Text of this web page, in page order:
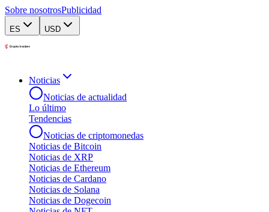
Sobre nosotrosPublicidad
ES USD
Noticias
Noticias de actualidad
Lo último
Tendencias
Noticias de criptomonedas
Noticias de Bitcoin
Noticias de XRP
Noticias de Ethereum
Noticias de Cardano
Noticias de Solana
Noticias de Dogecoin